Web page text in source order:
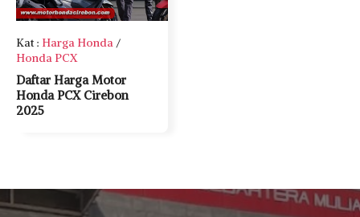
SALES
Kat : Harga Honda /
Honda PCX
Daftar Harga Motor
Honda PCX Cirebon
2025